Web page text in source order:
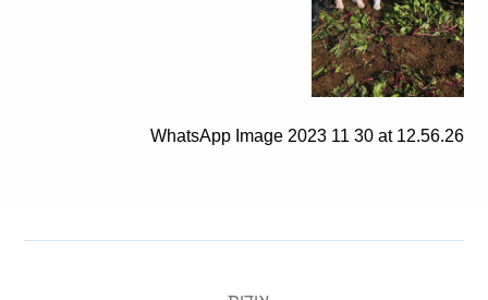
WhatsApp Image 2023 11 30 at 12.56.26